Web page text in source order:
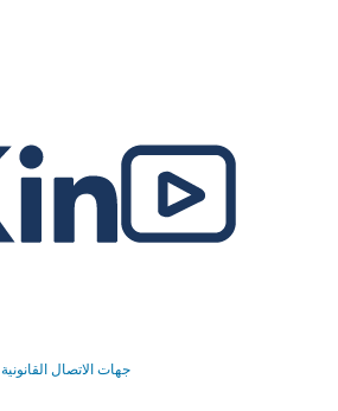
جهات الاتصال القانونية